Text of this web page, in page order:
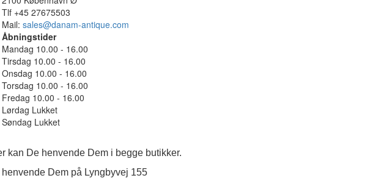
Tlf +45 27675503
Mail: sales@danam-antique.com
Åbningstider
Mandag 10.00 - 16.00
Tirsdag 10.00 - 16.00
Onsdag 10.00 - 16.00
Torsdag 10.00 - 16.00
Fredag 10.00 - 16.00
Lørdag Lukket
Søndag Lukket
kan De henvende Dem i begge butikker.
Dem på Lyngbyvej 155